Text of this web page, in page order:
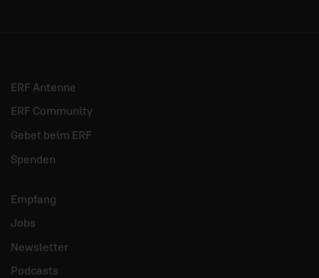
ERF Antenne
ERF Community
Gebet beim ERF
Spenden
Empfang
Jobs
Newsletter
Podcasts